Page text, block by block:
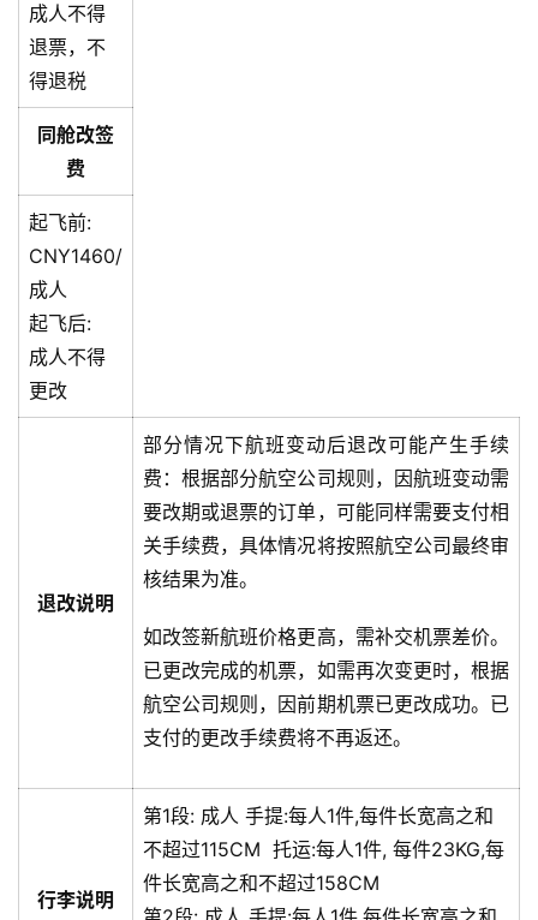
成人不得
退票，不
得退税
同舱改签
费
起飞前:
CNY1460/
成人
起飞后:
成人不得
更改
退改说明
部分情况下航班变动后退改可能产生手续
费：根据部分航空公司规则，因航班变动需
要改期或退票的订单，可能同样需要支付相
关手续费，具体情况将按照航空公司最终审
核结果为准。
如改签新航班价格更高，需补交机票差价。
已更改完成的机票，如需再次变更时，根据
航空公司规则，因前期机票已更改成功。已
支付的更改手续费将不再返还。
行李说明
第1段: 成人 手提:每人1件,每件长宽高之和
不超过115CM 托运:每人1件, 每件23KG,每
件长宽高之和不超过158CM